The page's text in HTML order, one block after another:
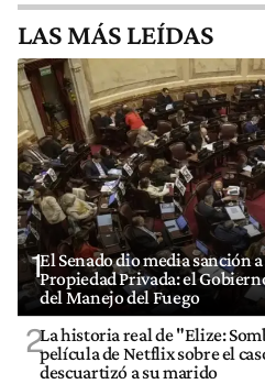
LAS MÁS LEÍDAS
1El Senado dio media sanción
Propiedad Privada: el
del Manejo del Fuego
2La historia real de "Elize:
película de Netflix sobre el
descuartizó a su marido